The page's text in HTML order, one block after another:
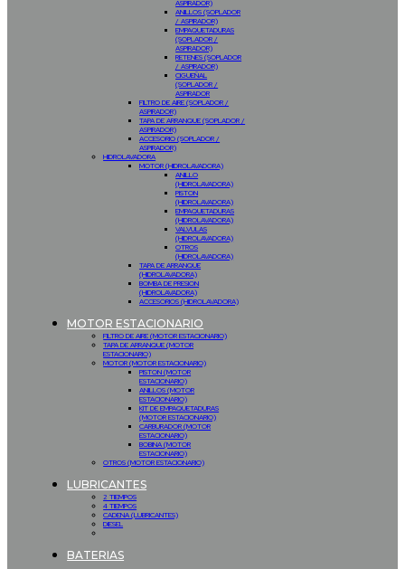
ASPIRADOR)
ANILLOS (SOPLADOR
/ ASPIRADOR)
EMPAQUETADURAS
(SOPLADOR /
ASPIRADOR)
RETENES (SOPLADOR
/ ASPIRADOR)
CIGUEÑAL
(SOPLADOR /
ASPIRADOR
FILTRO DE AIRE (SOPLADOR /
ASPIRADOR)
TAPA DE ARRANQUE (SOPLADOR /
ASPIRADOR)
ACCESORIO (SOPLADOR /
ASPIRADOR)
HIDROLAVADORA
MOTOR (HIDROLAVADORA)
ANILLO
(HIDROLAVADORA)
PISTON
(HIDROLAVADORA)
EMPAQUETADURAS
(HIDROLAVADORA)
VALVULAS
(HIDROLAVADORA)
OTROS
(HIDROLAVADORA)
TAPA DE ARRANQUE
(HIDROLAVADORA)
BOMBA DE PRESION
(HIDROLAVADORA)
ACCESORIOS (HIDROLAVADORA)
MOTOR ESTACIONARIO
FILTRO DE AIRE (MOTOR ESTACIONARIO)
TAPA DE ARRANQUE (MOTOR
ESTACIONARIO)
MOTOR (MOTOR ESTACIONARIO)
PISTON (MOTOR
ESTACIONARIO)
ANILLOS (MOTOR
ESTACIONARIO)
KIT DE EMPAQUETADURAS
(MOTOR ESTACIONARIO)
CARBURADOR (MOTOR
ESTACIONARIO)
BOBINA (MOTOR
ESTACIONARIO)
OTROS (MOTOR ESTACIONARIO)
LUBRICANTES
2 TIEMPOS
4 TIEMPOS
CADENA (LUBRICANTES)
DIESEL
BATERIAS